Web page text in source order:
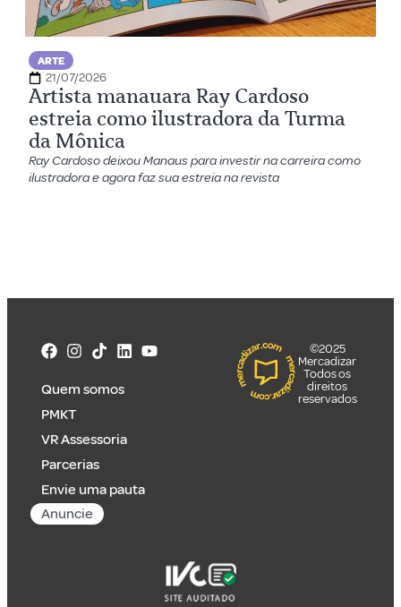
ARTE
21/07/2026
Artista manauara Ray Cardoso
estreia como ilustradora da Turma
da Mônica
Ray Cardoso deixou Manaus para investir na carreira como
ilustradora e agora faz sua estreia na revista
Quem somos
PMKT
VR Assessoria
Parcerias
Envie uma pauta
Anuncie
©2025
Mercadizar
Todos os
direitos
reservados